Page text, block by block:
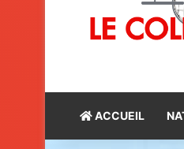
ACCUEIL